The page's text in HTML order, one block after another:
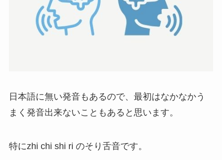
日本語に無い発音もあるので、最初はなかなかう
まく発音出来ないこともあると思います。
特にzhi chi shi ri のそり舌音です。